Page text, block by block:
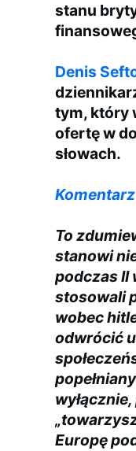
stanu
Denis
tym, który
ofertę w
słowach.
To
stanowi
podczas II
stosowali
wobec
odwrócić
Europę